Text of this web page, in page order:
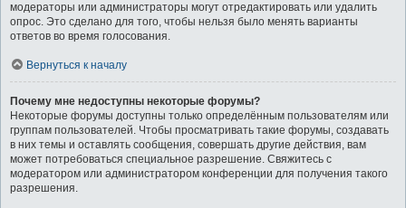
модераторы или администраторы могут отредактировать или удалить
опрос. Это сделано для того, чтобы нельзя было менять варианты
ответов во время голосования.
Вернуться к началу
Почему мне недоступны некоторые форумы?
Некоторые форумы доступны только определённым пользователям или
группам пользователей. Чтобы просматривать такие форумы, создавать
в них темы и оставлять сообщения, совершать другие действия, вам
может потребоваться специальное разрешение. Свяжитесь с
модератором или администратором конференции для получения такого
разрешения.